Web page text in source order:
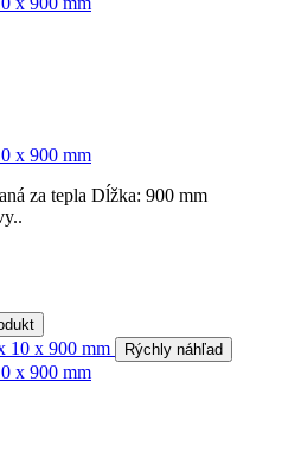
x 900 mm
za tepla Dĺžka: 900 mm
Rýchly náhľad
x 900 mm